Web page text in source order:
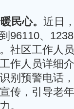
民心。 近日
96110、
社区工作人
作人员详细
别预警电话
传，引导老
。